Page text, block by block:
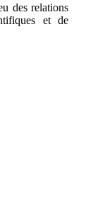
des relations
et de